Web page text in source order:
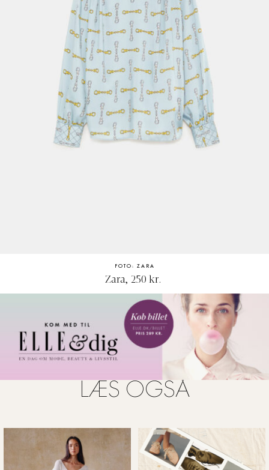
FOTO: ZARA
Zara, 250 kr.
LÆS OGSÅ